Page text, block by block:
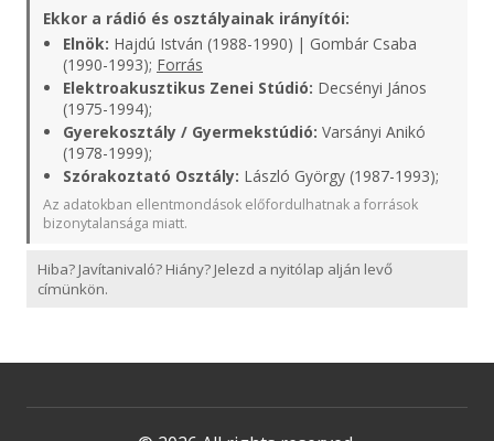
Ekkor a rádió és osztályainak irányítói:
Elnök: Hajdú István (1988-1990) | Gombár Csaba
(1990-1993); Forrás
Elektroakusztikus Zenei Stúdió: Decsényi János
(1975-1994);
Gyerekosztály / Gyermekstúdió: Varsányi Anikó
(1978-1999);
Szórakoztató Osztály: László György (1987-1993);
Az adatokban ellentmondások előfordulhatnak a források
bizonytalansága miatt.
Hiba? Javítanivaló? Hiány? Jelezd a nyitólap alján levő
címünkön.